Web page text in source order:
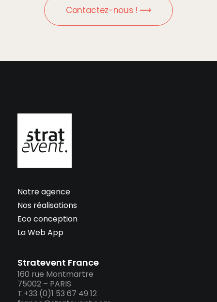
Contactez-nous ! ⟶
Notre agence
Nos réalisations
Eco conception
La Web App
Stratevent France
160 rue Montmartre
75002 – PARIS
T.+33 (0)1 53 67 49 12